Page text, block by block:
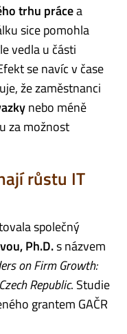
trhu prácea
sice pomohla
vedla u části
se navíc v čase
že zaměstnanci
nebo méně
za možnost
růstu IT
společný
Ph.D.s názvem
on Firm Growth:
Republic. Studie
grantem GAČR